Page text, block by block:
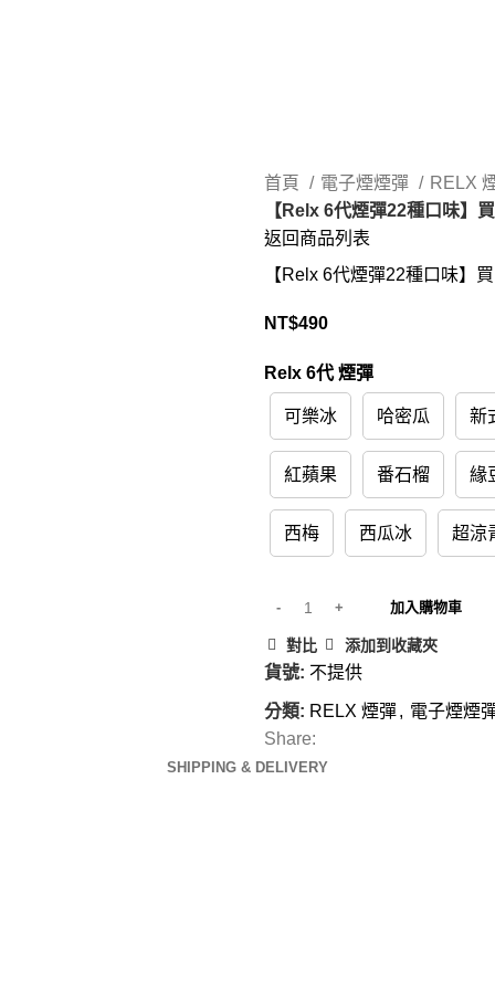
首頁 電子煙煙彈
RELX
【Relx 6代煙彈22種口味】
返回商品列表
【Relx 6代煙彈22種口味】
NT$490
Relx 6代 煙彈
可樂冰 哈密瓜 新
紅蘋果 番石榴 緣
西梅 西瓜冰 超涼
加入購物車
對比 添加到收藏夾
貨號: 不提供
分類: RELX 煙彈, 電子煙煙
Share:
SHIPPING & DELIVERY